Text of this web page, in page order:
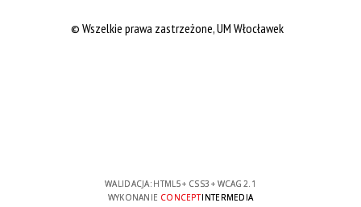
© Wszelkie prawa zastrzeżone, UM Włocławek
WALIDACJA: HTML5+ CSS3 + WCAG 2.1
WYKONANIE CONCEPTINTERMEDIA